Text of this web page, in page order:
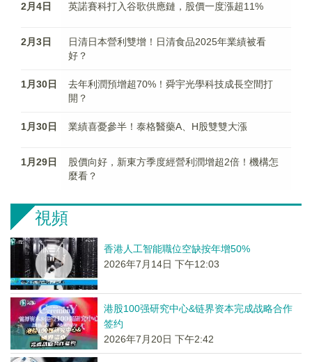
2月4日 英諾賽科打入谷歌供應鏈，股價一度漲超11%
2月3日
日清日本營利雙增！日清食品2025年業績被看
好？
1月30日
去年利潤預增超70%！舜宇光學科技成長空間打
開？
1月30日 業績喜憂參半！泰格醫藥A、H股雙雙大漲
1月29日
股價向好，新東方季度經營利潤增超2倍！機構怎
麼看？
視頻
香港人工智能職位空缺按年增50%
2026年7月14日 下午12:03
港股100强研究中心&链界资本完成战略合作
签约
2026年7月20日 下午2:42